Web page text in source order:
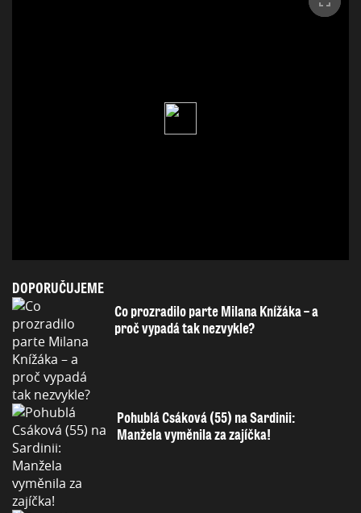
DOPORUČUJEME
Co prozradilo parte Milana Knížáka – a
proč vypadá tak nezvykle?
Pohublá Csáková (55) na Sardinii:
Manžela vyměnila za zajíčka!